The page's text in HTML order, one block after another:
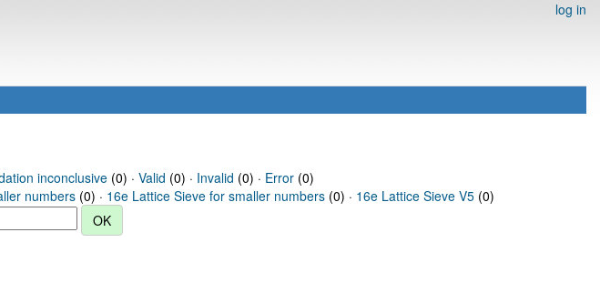
log in
inconclusive(0) · Valid (0) · Invalid (0) · Error(0)
numbers (0) · 16e Lattice Sieve for smaller numbers (0) · 16e Lattice Sieve V5 (0)